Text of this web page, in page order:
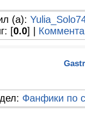
(а):
[0.0] |
Фанфики по